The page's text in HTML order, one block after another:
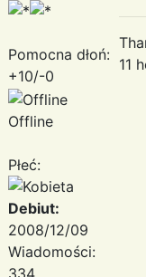
Pomocna dłoń:
+10/-0
Offline
Płeć:
Debiut:
2008/12/09
Wiadomości:
334
11